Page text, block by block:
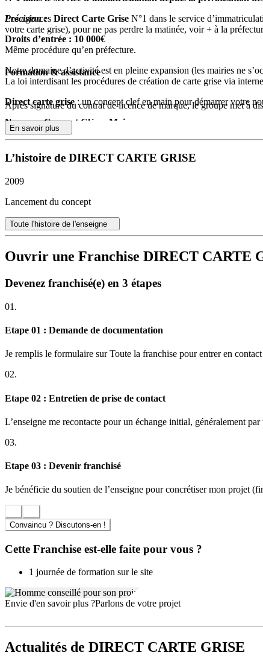
Les agences Direct Carte Grise N°1 dans le service
votre carte grise), pour ne pas perdre la matinée, voir + à la
Même procédure qu’en préfecture.
Notre domaine d’activité est en pleine expansion (les mairies ne
La loi interdisant les procédures de création de carte grise via
Direct carte grise: un concept clef en main pour démarrer votre
Nouveau Concept Clé en Main
Le Licencié peut exercer son activité dès signature du contrat de
Précision :
Droits d’entrée : 10 000€
Formation & assistance
Après signature du contrat de licence de marque, le groupe met à
En savoir plus
L’histoire de DIRECT CARTE GRISE
2009
Lancement du concept
Toute l'histoire de l'enseigne
Ouvrir une Franchise DIRECT CARTE
Devenez franchisé(e) en 3 étapes
01.
Etape 01 : Demande de documentation
Je remplis le formulaire sur Toute la franchise pour entrer en contact
02.
Etape 02 : Entretien de prise de contact
L’enseigne me recontacte pour un échange initial, généralement par
03.
Etape 03 : Devenir franchisé
Je bénéficie du soutien de l’enseigne pour concrétiser mon projet
Convaincu ? Discutons-en !
Cette Franchise est-elle faite pour vous ?
1 journée de formation sur le site
Envie d'en savoir plus ?Parlons de votre projet
Actualités de DIRECT CARTE GRISE